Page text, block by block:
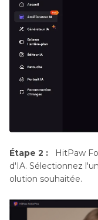
Étape 2 :
HitPaw
d'IA. Sélectionnez
olution souhaitée.